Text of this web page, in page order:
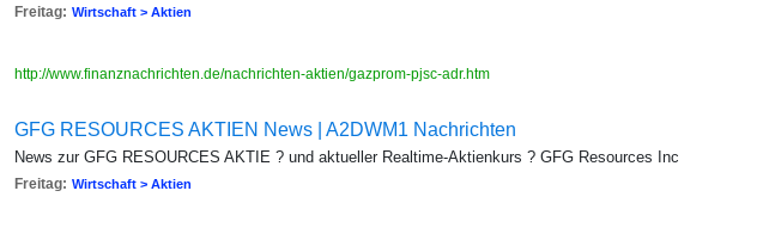
Freitag: Wirtschaft > Aktien
http://www.finanznachrichten.de/nachrichten-aktien/gazprom-pjsc-adr.htm
GFG RESOURCES AKTIEN News | A2DWM1 Nachrichten
News zur GFG RESOURCES AKTIE ? und aktueller Realtime-Aktienkurs ? GFG Resources Inc
Freitag: Wirtschaft > Aktien